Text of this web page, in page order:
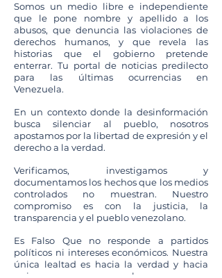
Somos un medio libre e independiente
que le pone nombre y apellido a los
abusos, que denuncia las violaciones de
derechos humanos, y que revela las
historias que el gobierno pretende
enterrar. Tu portal de noticias predilecto
para las últimas ocurrencias en
Venezuela.
En un contexto donde la desinformación
busca silenciar al pueblo, nosotros
apostamos por la libertad de expresión y el
derecho a la verdad.
Verificamos, investigamos y
documentamos los hechos que los medios
controlados no muestran. Nuestro
compromiso es con la justicia, la
transparencia y el pueblo venezolano.
Es Falso Que no responde a partidos
políticos ni intereses económicos. Nuestra
única lealtad es hacia la verdad y hacia